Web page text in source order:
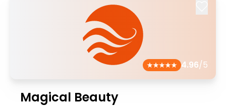
4.96/5
Magical Beauty